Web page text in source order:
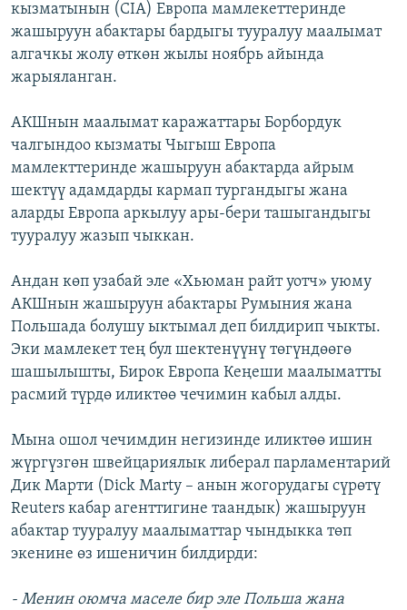
кызматынын (СIA) Европа мамлекеттеринде
жашыруун абактары бардыгы тууралуу маалымат
алгачкы жолу өткөн жылы ноябрь айында
жарыяланган.
АКШнын маалымат каражаттары Борбордук
чалгындоо кызматы Чыгыш Европа
мамлекттеринде жашыруун абактарда айрым
шектүү адамдарды кармап тургандыгы жана
аларды Европа аркылуу ары-бери ташыгандыгы
тууралуу жазып чыккан.
Андан көп узабай эле «Хьюман райт уотч» уюму
АКШнын жашыруун абактары Румыния жана
Польшада болушу ыктымал деп билдирип чыкты.
Эки мамлекет тең бул шектенүүнү төгүндөөгө
шашылышты, Бирок Европа Кеңеши маалыматты
расмий түрдө иликтөө чечимин кабыл алды.
Мына ошол чечимдин негизинде иликтөө ишин
жүргүзгөн швейцариялык либерал парламентарий
Дик Марти (Dick Marty – анын жогорудагы сүрөтү
Reuters кабар агенттигине таандык) жашыруун
абактар тууралуу маалыматтар чындыкка төп
экенине өз ишеничин билдирди:
- Менин оюмча маселе бир эле Польша жана